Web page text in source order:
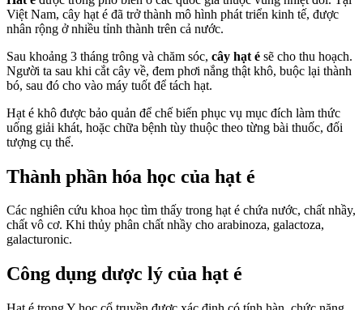
Việt Nam, cây hạt é đã trở thành mô hình phát triển kinh tế, được
nhân rộng ở nhiều tỉnh thành trên cả nước.
Sau khoảng 3 tháng trông và chăm sóc, cây hạt é sẽ cho thu hoạch.
Người ta sau khi cắt cây về, đem phơi nắng thật khô, buộc lại thành
bó, sau đó cho vào máy tuốt để tách hạt.
Hạt é khô được bảo quản để chế biến phục vụ mục đích làm thức
uống giải khát, hoặc chữa bệnh tùy thuộc theo từng bài thuốc, đối
tượng cụ thể.
Thành phần hóa học của hạt é
Các nghiên cứu khoa học tìm thấy trong hạt é chứa nước, chất nhầy,
chất vô cơ. Khi thủy phân chất nhầy cho arabinoza, galactoza,
galacturonic.
Công dụng dược lý của hạt é